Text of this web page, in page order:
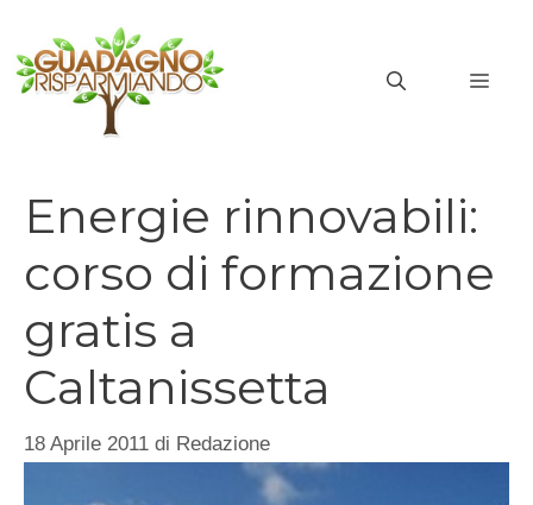
contenuto
Energie rinnovabili:
corso di formazione
gratis a
Caltanissetta
18 Aprile 2011 di Redazione